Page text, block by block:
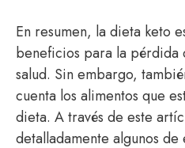
En resumen, la dieta keto
beneficios para la pérdida
salud. Sin embargo,
cuenta los alimentos que
dieta. A través de este
detalladamente algunos